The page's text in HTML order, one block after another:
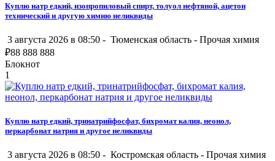
Куплю натр едкий, изопропиловый спирт, толуол нефтяной, ацетон
технический и другую химию неликвиды
3 августа 2026 в 08:50 - Тюменская область - Прочая химия
₽88 888 888
Блокнот
1
Куплю натр едкий, тринатрийфосфат, бихромат калия, неонол,
перкарбонат натрия и другое неликвиды
3 августа 2026 в 08:50 - Костромская область - Прочая химия